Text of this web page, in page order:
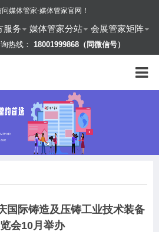
媒体管家-媒体管家官网 ！
服务 媒体管家分站
会展管家矩阵
热线： 18001999868（同微信号）
国际铸造及压铸工业技术装备
会10月举办